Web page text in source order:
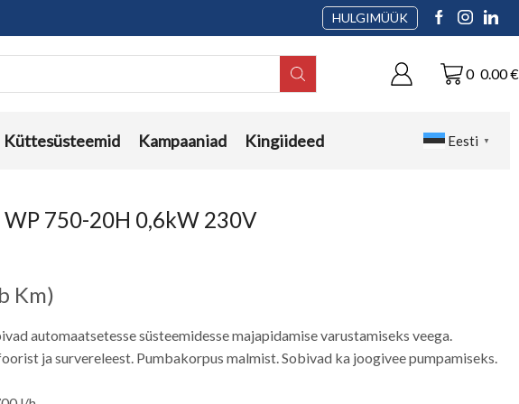
HULGIMÜÜK
0 0.00€
Küttesüsteemid Kampaaniad Kingiideed Eesti ▼
750-20H 0,6kW 230V
Km)
automaatsetesse süsteemidesse majapidamise varustamiseks veega.
ja survereleest. Pumbakorpus malmist. Sobivad ka joogivee pumpamiseks.